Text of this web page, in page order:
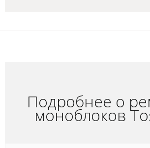
Подробнее о
моноблоков